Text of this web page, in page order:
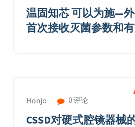
温固知芯 可以为施—
首次接收灭菌参数和
Honjo 0 评论
CSSD对硬式腔镜器械